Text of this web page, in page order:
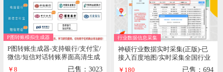
P图转账模拟生成器
P图转账生成器-支持银行/支付宝/
微信/短信对话转账界面高清生成
￥8 已售：3023
行业数据信息采集
神硕行业数据实时采集(正版)-已
接入百度地图/实时采集全国行业
商家数据|可采集手机号
￥180 已售：694